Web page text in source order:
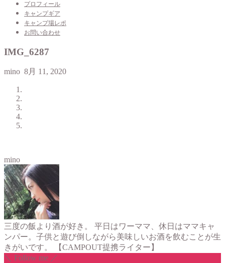
プロフィール
キャンプギア
キャンプ場レポ
お問い合わせ
IMG_6287
mino 8月 11, 2020
mino
三度の飯より酒が好き。 平日はワーママ、休日はママキャ
ンパー。子供と遊び倒しながら美味しいお酒を飲むことが生
きがいです。 【CAMPOUT提携ライター】
＼ Follow me ／